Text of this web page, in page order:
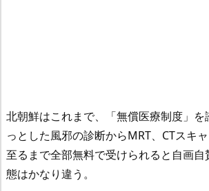
北朝鮮はこれまで、「無償医療制度」を
っとした風邪の診断からMRT、CTスキ
至るまで全部無料で受けられると自画自
態はかなり違う。